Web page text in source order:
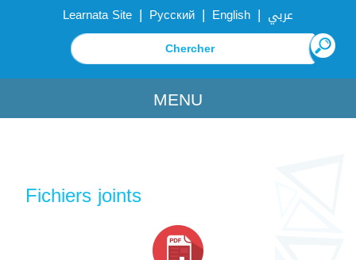
Learnata Site | Русский | English | عربي
MENU
Fichiers joints